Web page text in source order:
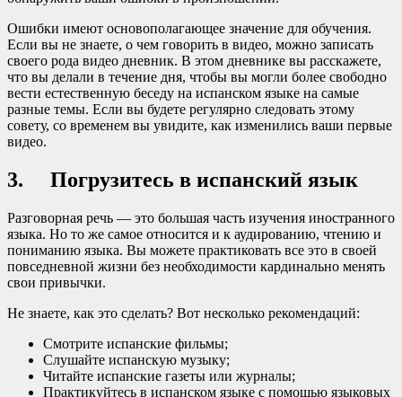
Ошибки имеют основополагающее значение для обучения.
Если вы не знаете, о чем говорить в видео, можно записать
своего рода видео дневник. В этом дневнике вы расскажете,
что вы делали в течение дня, чтобы вы могли более свободно
вести естественную беседу на испанском языке на самые
разные темы. Если вы будете регулярно следовать этому
совету, со временем вы увидите, как изменились ваши первые
видео.
3. Погрузитесь в испанский язык
Разговорная речь — это большая часть изучения иностранного
языка. Но то же самое относится и к аудированию, чтению и
пониманию языка. Вы можете практиковать все это в своей
повседневной жизни без необходимости кардинально менять
свои привычки.
Не знаете, как это сделать? Вот несколько рекомендаций:
Смотрите испанские фильмы;
Слушайте испанскую музыку;
Читайте испанские газеты или журналы;
Практикуйтесь в испанском языке с помощью языковых